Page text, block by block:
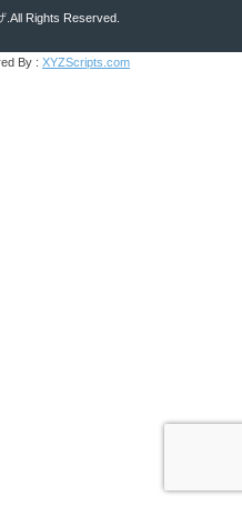
.All Rights Reserved.
By : XYZScripts.com